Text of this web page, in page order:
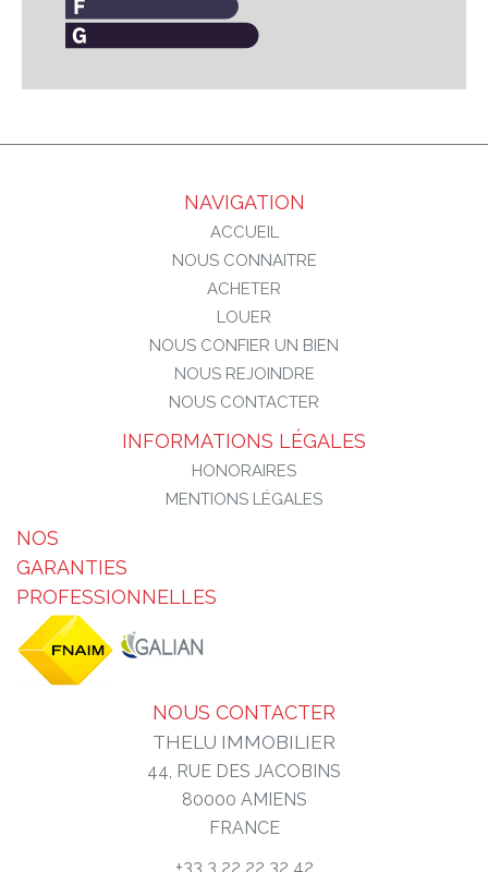
NAVIGATION
ACCUEIL
NOUS CONNAITRE
ACHETER
LOUER
NOUS CONFIER UN BIEN
NOUS REJOINDRE
NOUS CONTACTER
INFORMATIONS LÉGALES
HONORAIRES
MENTIONS LÉGALES
NOS
GARANTIES
PROFESSIONNELLES
NOUS CONTACTER
THELU IMMOBILIER
44, RUE DES JACOBINS
80000 AMIENS
FRANCE
+33 3 22 22 32 42